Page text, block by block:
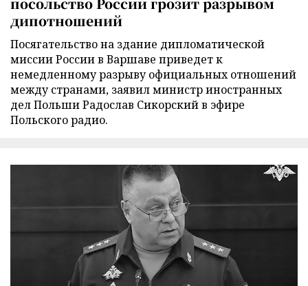
дипотношений
Посягательство на здание дипломатической
миссии России в Варшаве приведет к
немедленному разрыву официальных отношений
между странами, заявил министр иностранных
дел Польши Радослав Сикорский в эфире
Польского радио.